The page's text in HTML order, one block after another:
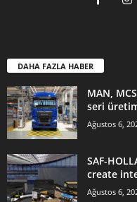
DAHA FAZLA HABER
MAN,
seri
Ağustos 6,
SAF-
create
Ağustos 6,